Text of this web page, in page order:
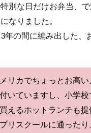
別な日だけお弁当、
なりました。
年の間に編み出した、
リカでちょっとお高
いていますし、小学
えるホットランチも提
リスクールに通った